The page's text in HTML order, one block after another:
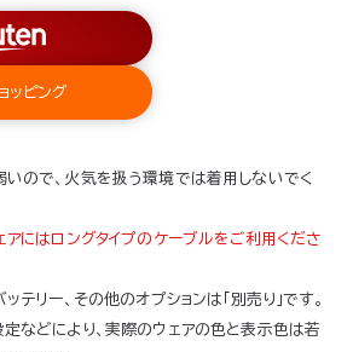
ッピング
ので、火気を扱う環境では着用しないでく
にはロングタイプのケーブルをご利用くださ
テリー、その他のオプションは「別売り」です。
などにより、実際のウェアの色と表示色は若